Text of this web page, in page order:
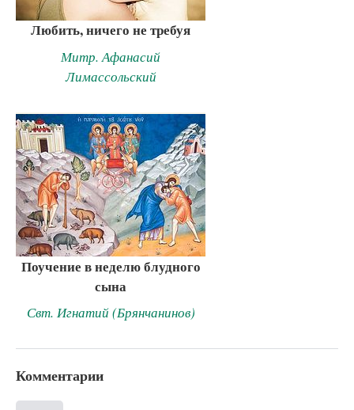
Любить, ничего не требуя
Митр. Афанасий
Лимассольский
Поучение в неделю блудного
сына
Свт. Игнатий (Брянчанинов)
Комментарии